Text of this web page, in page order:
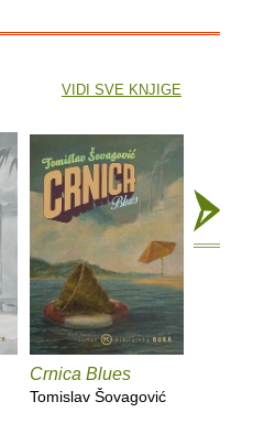
Crnica Blues
Tomislav Šovagović
VIDI SVE KNJIGE